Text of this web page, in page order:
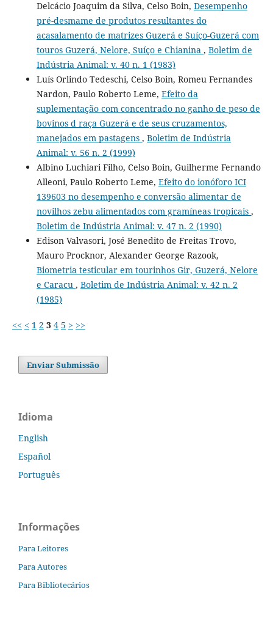
Delcácio Joaquim da Silva, Celso Boin, Desempenho
pré-desmame de produtos resultantes do
acasalamento de matrizes Guzerá e Suíço-Guzerá com
touros Guzerá, Nelore, Suíço e Chianina , Boletim de
Indústria Animal: v. 40 n. 1 (1983)
Luís Orlindo Tedeschi, Celso Boin, Romeu Fernandes
Nardon, Paulo Roberto Leme, Efeito da
suplementação com concentrado no ganho de peso de
bovinos d raça Guzerá e de seus cruzamentos,
manejados em pastagens , Boletim de Indústria
Animal: v. 56 n. 2 (1999)
Albino Luchiari Filho, Celso Boin, Guilherme Fernando
Alleoni, Paulo Roberto Leme, Efeito do ionóforo ICI
139603 no desempenho e conversão alimentar de
novilhos zebu alimentados com gramíneas tropicais ,
Boletim de Indústria Animal: v. 47 n. 2 (1990)
Edison Valvasori, José Benedito de Freitas Trovo,
Mauro Procknor, Alexander George Razook,
Biometria testicular em tourinhos Gir, Guzerá, Nelore
e Caracu , Boletim de Indústria Animal: v. 42 n. 2
(1985)
<< < 1 2 3 4 5 > >>
Enviar Submissão
Idioma
English
Español
Português
Informações
Para Leitores
Para Autores
Para Bibliotecários